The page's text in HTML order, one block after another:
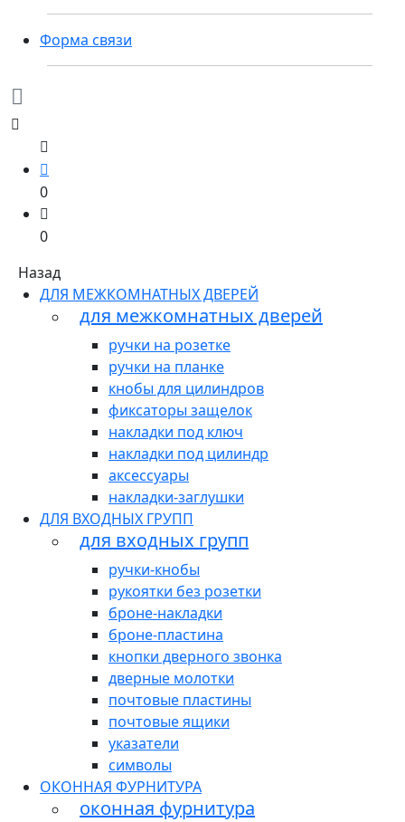
Форма связи
0
0
Назад
ДЛЯ МЕЖКОМНАТНЫХ ДВЕРЕЙ
для межкомнатных дверей
ручки на розетке
ручки на планке
кнобы для цилиндров
фиксаторы защелок
накладки под ключ
накладки под цилиндр
аксессуары
накладки-заглушки
ДЛЯ ВХОДНЫХ ГРУПП
для входных групп
ручки-кнобы
рукоятки без розетки
броне-накладки
броне-пластина
кнопки дверного звонка
дверные молотки
почтовые пластины
почтовые ящики
указатели
символы
ОКОННАЯ ФУРНИТУРА
оконная фурнитура